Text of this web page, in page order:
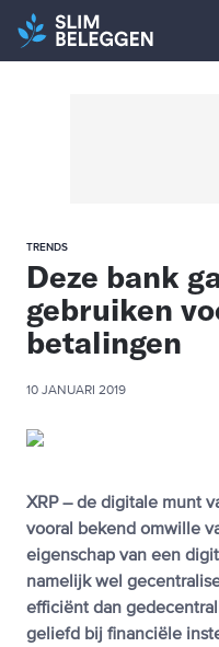
TRENDS
Deze bank
gebruiken
betalingen
10 JANUARI 2019
XRP – de digitale munt
vooral bekend omwille
eigenschap van een
namelijk wel
efficiënt dan
geliefd bij financiële